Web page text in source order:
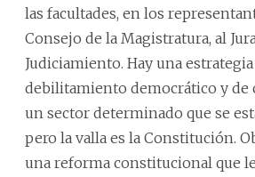
las facultades, en los
Consejo de la Magistratura, al
Judiciamiento. Hay una
debilitamiento democrático y de
un sector determinado que se
pero la valla es la Constitución.
una reforma constitucional que